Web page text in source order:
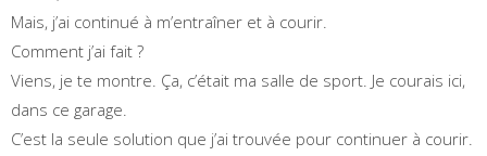
Mais, j’ai continué à m’entraîner et à courir.
Comment j’ai fait ?
Viens, je te montre. Ça, c’était ma salle de sport. Je courais ici,
dans ce garage.
C’est la seule solution que j’ai trouvée pour continuer à courir.